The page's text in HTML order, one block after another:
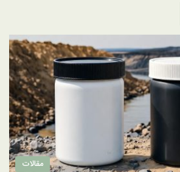
مقالات